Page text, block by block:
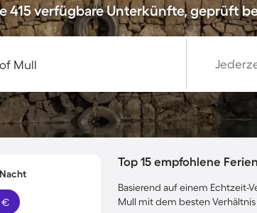
415 verfügbare Unterkünfte, geprüft
€
Top 15 empfohlene
Basierend auf einem Echtzeit-
Mull mit dem besten